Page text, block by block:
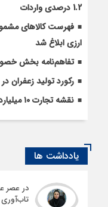
1.2 درصدی واردات
فهرست کالاهای
ارزی ابلاغ شد
تفاهم‌نامه بخش
رکورد تولید زعفران
نقشه تجارت ۱۰‌ میلیارد دلاری با پاکستان
یادداشت ها
در عصر